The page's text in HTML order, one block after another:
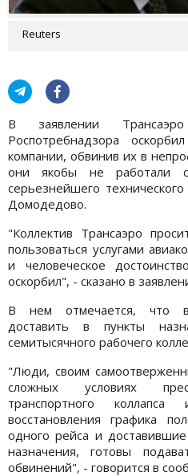
Reuters
В заявлении
Роспотребнадзора
компании, обвинив их в
они якобы не работали
серьезнейшего
Домодедово.
"Коллектив Трансаэро
пользоваться услугами
и человеческое
оскорбил", - сказано в
В нем отмечается, что
доставить в пункты
семитысячного рабочего
"Люди, своим
сложных условиях
транспортного
восстановления графика
одного рейса и
назначения, готовы
обвинений", - говорится в